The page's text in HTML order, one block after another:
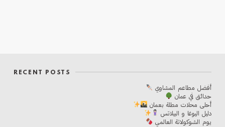
RECENT POSTS
أفضل مطاعم المشاوي
حدائق في عمان
أحلی محلات مطلة بعمان
دليل اليوغا و البيلاتس
يوم الشوكولاتة العالمي